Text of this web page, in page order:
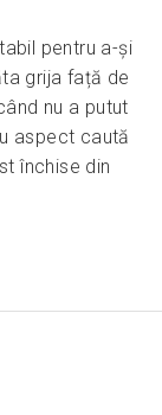
pentru a-și
grija față de
nu a putut
aspect caută
închise din